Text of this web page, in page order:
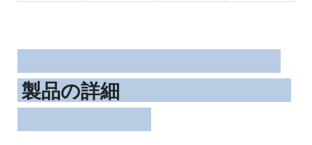
製品の詳細